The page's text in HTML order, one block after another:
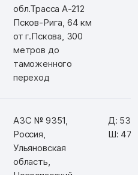
обл.Трасса А-212
Псков-Рига, 64 км
от г.Пскова, 300
метров до
таможенного
переход
АЗС № 9351,
Россия,
Ульяновская
область,
Д:
Ш: